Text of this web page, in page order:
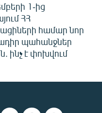
1-ից
ՀՀ
համար նոր
պահանջներ
ինչ է փոխվում